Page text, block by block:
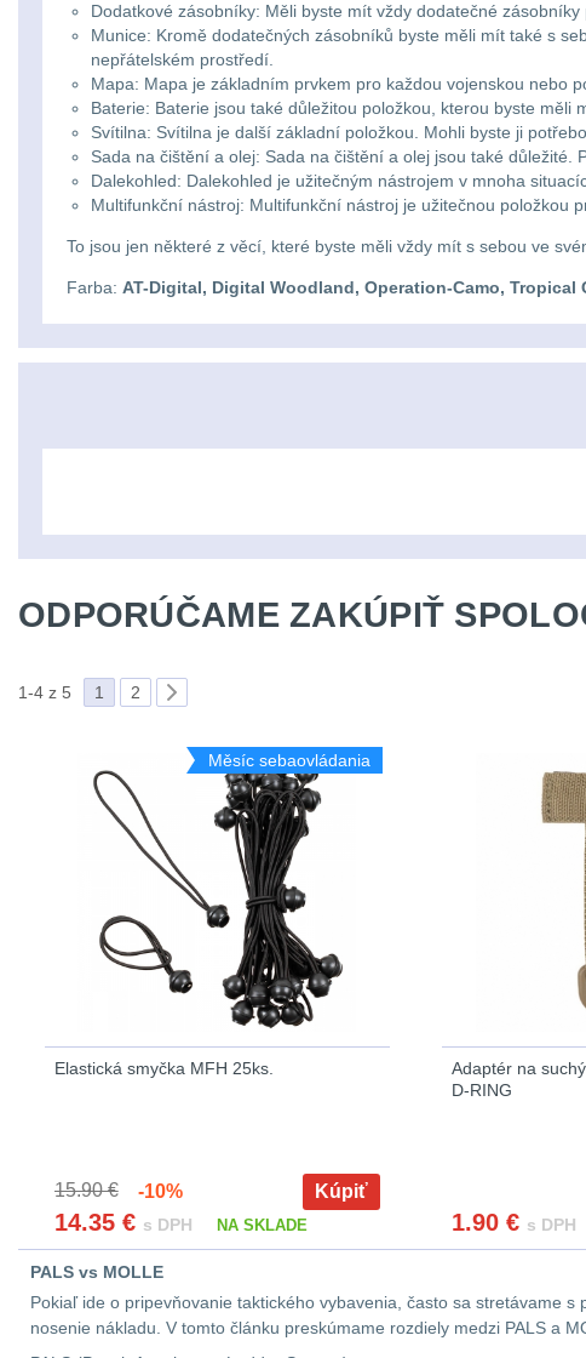
Dodatkové zásobníky: Měli byste mít vždy dodatečné
Munice: Kromě dodatečných zásobníků byste měli mít také s
nepřátelském prostředí.
Mapa: Mapa je základním prvkem pro každou vojenskou nebo
Baterie: Baterie jsou také důležitou položkou, kterou byste
Svítilna: Svítilna je další základní položkou. Mohli byste ji
Sada na čištění a olej: Sada na čištění a olej jsou také důležité.
Dalekohled: Dalekohled je užitečným nástrojem v mnoha
Multifunkční nástroj: Multifunkční nástroj je užitečnou položkou
To jsou jen některé z věcí, které byste měli vždy mít s sebou ve
Farba: AT-Digital, Digital Woodland, Operation-Camo, Tropical
ODPORÚČAME ZAKÚPIŤ
1-4 z 5 1 2
Měsíc sebaovládania
Elastická smyčka MFH 25ks.
15.90 €-10% Kúpiť
14.35 € s DPH NA SKLADE
Adaptér na
D-RING
1.90 € s DPH
PALS vs MOLLE
Pokiaľ ide o pripevňovanie taktického vybavenia, často sa stretávame
nosenie nákladu. V tomto článku preskúmame rozdiely medzi PALS a